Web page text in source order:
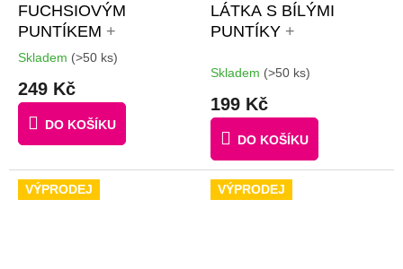
FUCHSIOVÝM
PUNTÍKEM +
BROŽURKA
NÁPADŮ + 50
MALÝCH
RŮZNOBAREVNÝCH
Průměrné
produktu
je
3,6
z
hvězdiček.
Skladem (>50 ks)
249 Kč
DO KOŠÍKU
LÁTKA S BÍLÝMI
PUNTÍKY +
KREATIVNÍCH
NÁPADŮ + 50
MALÝCH
RŮZNOBAREVNÝCH
PIXELŮ
Skladem (>50 ks)
199 Kč
DO KOŠÍKU
VÝPRODEJ VÝPRODEJ